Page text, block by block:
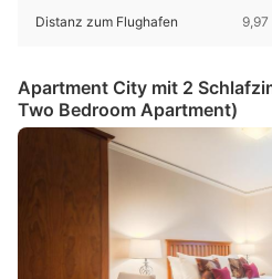
Distanz zum Flughafen
Apartment City mit 2
Two Bedroom Apartment)